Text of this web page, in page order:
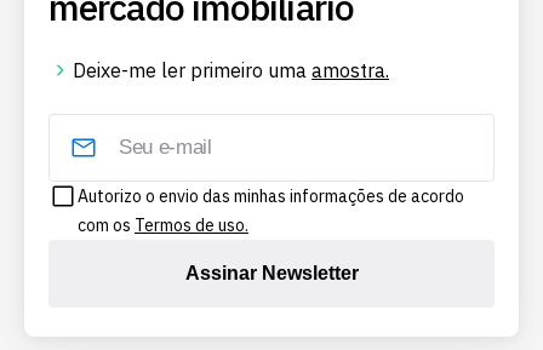
Deixe-me ler primeiro uma amostra.
Autorizo o envio das minhas informações de acordo
com os Termos de uso.
Assinar Newsletter